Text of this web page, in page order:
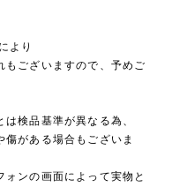
より
ございますので、予めご
検品基準が異なる為、
がある場合もございま
ォンの画面によって実物と